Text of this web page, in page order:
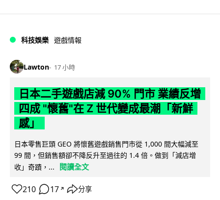
科技娛樂 遊戲情報
Lawton 17 小時
日本二手遊戲店減 90% 門市 業績反增
四成 "懷舊"在 Z 世代變成最潮「新鮮
感」
日本零售巨頭 GEO 將懷舊遊戲銷售門市從 1,000 間大幅減至
99 間，但銷售額卻不降反升至過往的 1.4 倍。做到「減店增
收」奇蹟，...
閱讀全文
210 17 ↗ 分享